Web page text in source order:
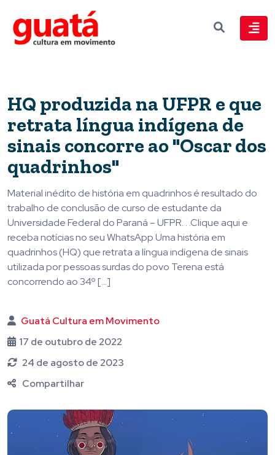
HQ produzida na UFPR e que
retrata língua indígena de
sinais concorre ao "Oscar dos
quadrinhos"
Material inédito de história em quadrinhos é resultado do
trabalho de conclusão de curso de estudante da
Universidade Federal do Paraná – UFPR. . .Clique aqui e
receba notícias no seu WhatsApp Uma história em
quadrinhos (HQ) que retrata a língua indígena de sinais
utilizada por pessoas surdas do povo Terena está
concorrendo ao 34º […]
Guatá Cultura em Movimento
17 de outubro de 2022
24 de agosto de 2023
Compartilhar